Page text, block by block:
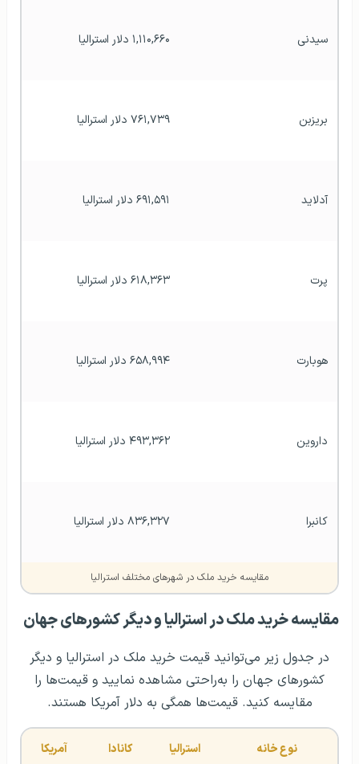
سیدنی ۱,۱۱۰,۶۶۰ دلار استرالیا
بریزبن ۷۶۱,۷۳۹ دلار استرالیا
آدلاید ۶۹۱,۵۹۱ دلار استرالیا
پرت ۶۱۸,۳۶۳ دلار استرالیا
هوبارت ۶۵۸,۹۹۴ دلار استرالیا
داروین ۴۹۳,۳۶۲ دلار استرالیا
کانبرا ۸۳۶,۳۲۷ دلار استرالیا
مقایسه خرید ملک در شهرهای مختلف استرالیا
مقایسه خرید ملک در استرالیا و دیگر کشورهای جهان
در جدول زیر می‌توانید قیمت خرید ملک در استرالیا و دیگر
کشورهای جهان را به‌راحتی مشاهده نمایید و قیمت‌ها را
مقایسه کنید. قیمت‌ها همگی به دلار آمریکا هستند.
نوع خانه استرالیا کانادا آمریکا